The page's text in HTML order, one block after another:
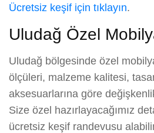
Ücretsiz keşif için tıklayın.
Uludağ Özel
Uludağ bölgesinde özel
ölçüleri, malzeme kalitesi,
aksesuarlarına göre
Size özel hazırlayacağımız
ücretsiz keşif randevusu